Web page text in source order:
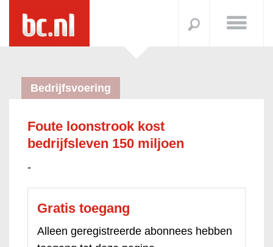
Bedrijfsvoering
Foute loonstrook kost
bedrijfsleven 150 miljoen
-
Gratis toegang
Alleen geregistreerde abonnees hebben